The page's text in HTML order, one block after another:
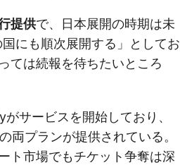
提供で、日本展開の時期は未
にも順次展開する」としてお
ては続報を待ちたいところ
サービスを開始しており、
両プランが提供されている。
ト市場でもチケット争奪は深